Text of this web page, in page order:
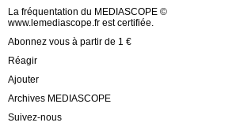
La fréquentation du MEDIASCOPE ©
www.lemediascope.fr est certifiée.
Abonnez vous à partir de 1 €
Réagir
Ajouter
Archives MEDIASCOPE
Suivez-nous